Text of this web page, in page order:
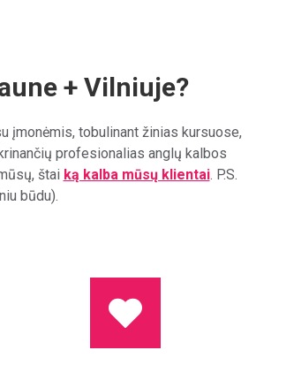
+ Vilniuje?
įmonėmis, tobulinant žinias kursuose,
profesionalias anglų kalbos
štai ką kalba mūsų klientai. P.S.
būdu).